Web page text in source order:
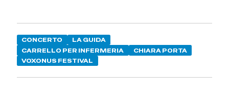
CONCERTO
LA GUIDA
CARRELLO PER INFERMERIA
CHIARA PORTA
VOXONUS FESTIVAL